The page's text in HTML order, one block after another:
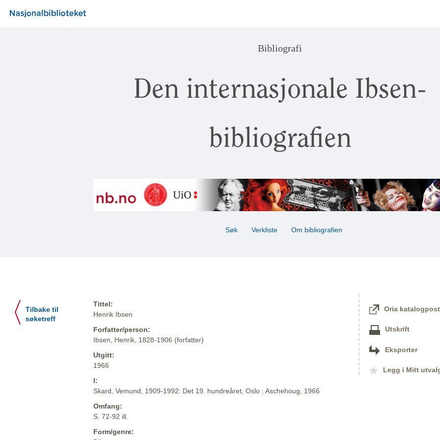
Bibliografi
Den internasjonale Ibsen-
bibliografien
Søk Verkliste Om bibliografien
Tilbake til
søketreff
Tittel:
Henrik Ibsen
Forfatter/person:
Ibsen, Henrik, 1828-1906 (forfatter)
Utgitt:
1966
I:
Skard, Vemund, 1909-1992: Det 19. hundreåret, Oslo : Aschehoug, 1966
Omfang:
S. 72-92 ill.
Form/genre:
Oria katalogpost
Utskrift
Eksporter
Legg i Mitt